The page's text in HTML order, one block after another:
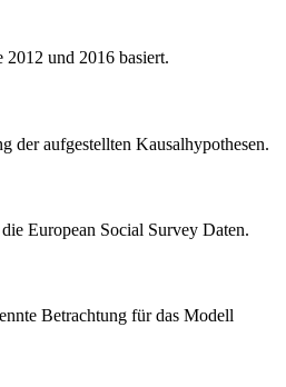
und 2016 basiert.
der aufgestellten Kausalhypothesen.
European Social Survey Daten.
Betrachtung für das Modell